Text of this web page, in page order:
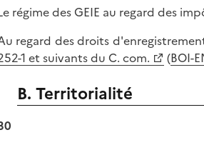
régime des GEIE au regard des
regard des droits
1 et suivants du C. com.
(BOI-
B. Territorialité